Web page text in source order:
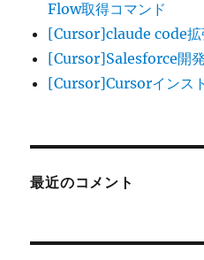
Flow取得コマンド
[Cursor]claude code拡
[Cursor]Salesforce開発
[Cursor]Cursorインス
最近のコメント